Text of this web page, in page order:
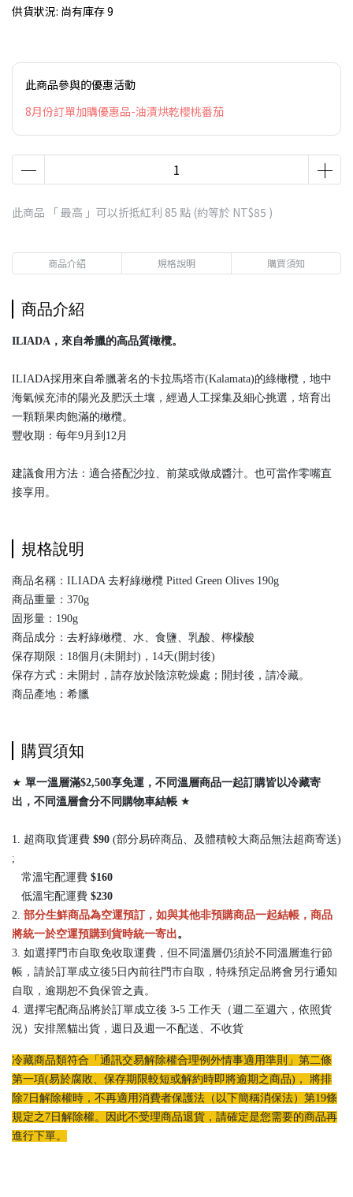
供貨狀況: 尚有庫存 9
此商品參與的優惠活動
8月份訂單加購優惠品-油漬烘乾櫻桃番茄
此商品 「 最高 」可以折抵紅利 85 點 (約等於 NT$85 )
商品介紹 規格說明 購買須知
商品介紹
ILIADA，來自希臘的高品質橄欖。
ILIADA採用來自希臘著名的卡拉馬塔市(Kalamata)的綠橄欖，地中
海氣候充沛的陽光及肥沃土壤，經過人工採集及細心挑選，培育出
一顆顆果肉飽滿的橄欖。
豐收期：每年9月到12月
建議食用方法：適合搭配沙拉、前菜或做成醬汁。也可當作零嘴直
接享用。
規格說明
商品名稱： ILIADA 去籽綠橄欖 Pitted Green Olives 190g
商品重量：370g
固形量：190g
商品成分：去籽綠橄欖、水、食鹽、乳酸、檸檬酸
保存期限：18個月(未開封)，14天(開封後)
保存方式：未開封，請存放於陰涼乾燥處；開封後，請冷藏。
商品產地：希臘
購買須知
★ 單一溫層滿$2,500享免運，不同溫層商品一起訂購皆以冷藏寄
出， 不同溫層會分不同購物車結帳 ★
1. 超商取貨運費 $90 (部分易碎商品、及體積較大商品無法超商寄送)
;
常溫宅配運費 $160
低溫宅配運費 $230
2. 部分生鮮商品為空運預訂，如與其他非預購商品一起結帳，商品
將統一於空運預購到貨時統一寄出。
3. 如選擇門市自取免收取運費，但不同溫層仍須於不同溫層進行節
帳，請於訂單成立後5日內前往門市自取，特殊預定品將會另行通知
自取，逾期恕不負保管之責。
4. 選擇宅配商品將於訂單成立後 3-5 工作天（週二至週六，依照貨
況）安排黑貓出貨，週日及週一不配送、不收貨
冷藏商品類符合「通訊交易解除權合理例外情事適用準則」第二條
第一項(易於腐敗、保存期限較短或解約時即將逾期之商品)， 將排
除7日解除權時，不再適用消費者保護法（以下簡稱消保法）第19條
規定之7日解除權。因此不受理商品退貨，請確定是您需要的商品再
進行下單。